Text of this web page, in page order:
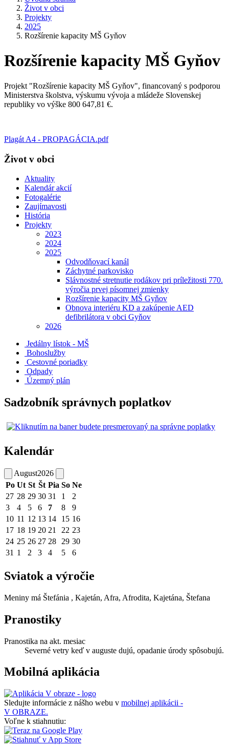
Život v obci
Projekty
2025
Rozšírenie kapacity MŠ Gyňov
Rozšírenie kapacity MŠ Gyňov
Projekt "Rozšírenie kapacity MŠ Gyňov", financovaný s podporou
Ministerstva školstva, výskumu vývoja a mládeže Slovenskej
republiky vo výške 800 647,81 €.
Plagát A4 - PROPAGÁCIA.pdf
Život v obci
Aktuality
Kalendár akcií
Fotogalérie
Zaujímavosti
História
Projekty
2023
2024
2025
Odvodňovací kanál
Záchytné parkovisko
Slávnostné stretnutie rodákov pri príležitosti 770.
výročia prvej písomnej zmienky
Rozšírenie kapacity MŠ Gyňov
Obnova interiéru KD a zakúpenie AED
defibrilátora v obci Gyňov
2026
Jedálny lístok - MŠ
Bohoslužby
Cestovné poriadky
Odpady
Územný plán
Sadzobník správnych poplatkov
Kalendár
August2026
Po Ut St Št Pia So Ne
27 28 29 30 31 1
2
3
4 5 6 7 8
9
10 11 12 13 14 15 16
17 18 19 20 21 22 23
24 25 26 27 28 29 30
31 1 2 3 4 5 6
Sviatok a výročie
Meniny má Štefánia , Kajetán, Afra, Afrodita, Kajetána, Štefana
Pranostiky
Pranostika na akt. mesiac
Severné vetry keď v auguste dujú, opadanie úrody spôsobujú.
Mobilná aplikácia
Sledujte informácie z nášho webu v mobilnej aplikácii -
V OBRAZE.
Voľne k stiahnutiu: